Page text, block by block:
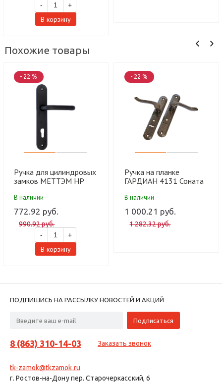
-
+
В корзину
Похожие товары
- 22 %
Ручка для цилиндровых
замков МЕТТЭМ НР
713, 703, ЗВ7 718) (10
шт)
В наличии
772.92 руб.
990.92 руб.
-
+
В корзину
- 22 %
Ручка на планке
ГАРДИАН 4131 Соната
замку 1011, 3011,
5011) (15)
В наличии
1 000.21 руб.
1 282.32 руб.
ПОДПИШИСЬ НА РАССЫЛКУ НОВОСТЕЙ И АКЦИЙ
8 (863) 310-14-03 Заказать звонок
tk-zamok@tkzamok.ru
г. Ростов-на-Дону пер. Старочеркасский, 6